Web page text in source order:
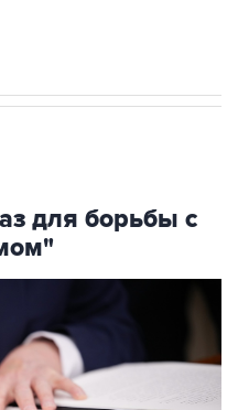
для борьбы с